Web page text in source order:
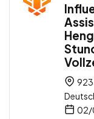
02/